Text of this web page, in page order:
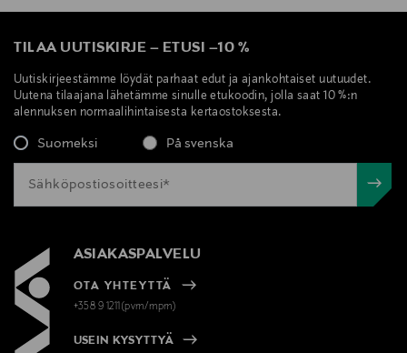
TILAA UUTISKIRJE – ETUSI –10 %
Uutiskirjeestämme löydät parhaat edut ja ajankohtaiset uutuudet.
Uutena tilaajana lähetämme sinulle etukoodin, jolla saat 10 %:n
alennuksen normaalihintaisesta kertaostoksesta.
Suomeksi På svenska
ASIAKASPALVELU
OTA YHTEYTTÄ
+358 9 1211(pvm/mpm)
USEIN KYSYTTYÄ